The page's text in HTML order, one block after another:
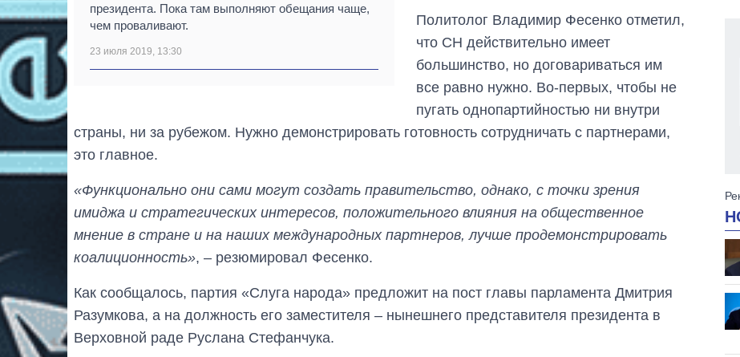
президента. Пока там выполняют обещания чаще,
чем проваливают.
23 июля 2019, 13:30
Политолог Владимир Фесенко отметил,
что СН действительно имеет
большинство, но договариваться им
все равно нужно. Во-первых, чтобы не
пугать однопартийностью ни внутри
страны, ни за рубежом. Нужно демонстрировать готовность сотрудничать с партнерами,
это главное.
«Функционально они сами могут создать правительство, однако, с точки зрения
имиджа и стратегических интересов, положительного влияния на общественное
мнение в стране и на наших международных партнеров, лучше продемонстрировать
коалиционность», – резюмировал Фесенко.
Как сообщалось, партия «Слуга народа» предложит на пост главы парламента Дмитрия
Разумкова, а на должность его заместителя – нынешнего представителя президента в
Верховной раде Руслана Стефанчука.
От 1 месяца – до 5
занимал
должность